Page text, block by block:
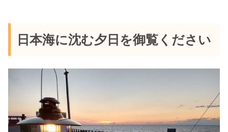
日本海に沈む夕日を御覧ください